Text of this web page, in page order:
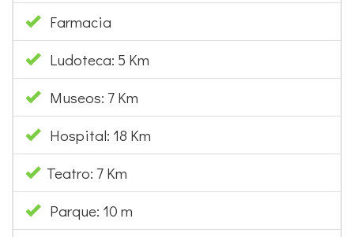
Farmacia
Ludoteca: 5 Km
Museos: 7 Km
Hospital: 18 Km
Teatro: 7 Km
Parque: 10 m